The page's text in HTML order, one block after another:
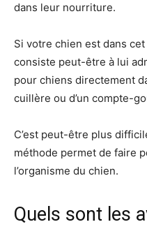
dans leur nourriture.
Si votre chien est dans
consiste peut-être à lui
pour chiens directement
cuillère ou d’un compte-
C’est peut-être plus
méthode permet de faire
l’organisme du chien.
Quels sont les